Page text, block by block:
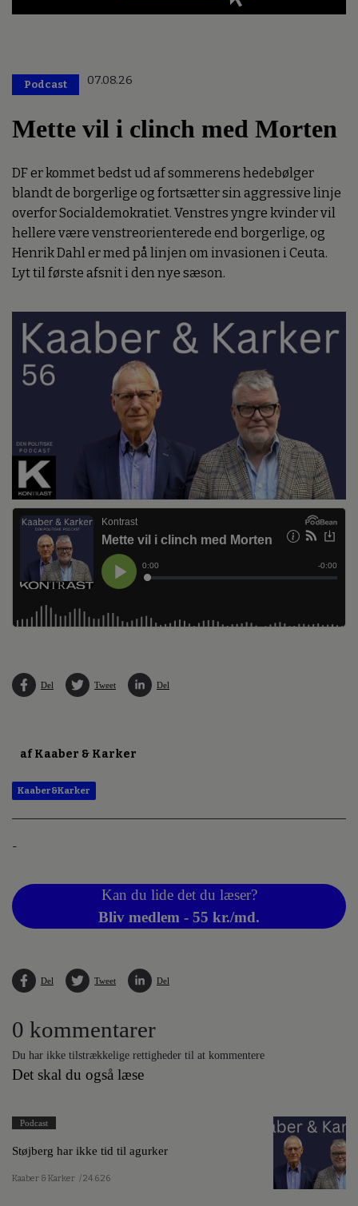
Podcast 07.08.26
Mette vil i clinch med Morten
DF er kommet bedst ud af sommerens hedebølger
blandt de borgerlige og fortsætter sin aggressive linje
overfor Socialdemokratiet. Venstres yngre kvinder vil
hellere være venstreorienterede end borgerlige, og
Henrik Dahl er med på linjen om invasionen i Ceuta.
Lyt til første afsnit i den nye sæson.
Del Tweet Del
af Kaaber & Karker
Kaaber&Karker
-
Kan du lide det du læser?
Bliv medlem - 55 kr./md.
Del Tweet Del
0 kommentarer
Du har ikke tilstrækkelige rettigheder til at kommentere
Det skal du også læse
Podcast
Støjberg har ikke tid til agurker
Kaaber & Karker / 24.6.26